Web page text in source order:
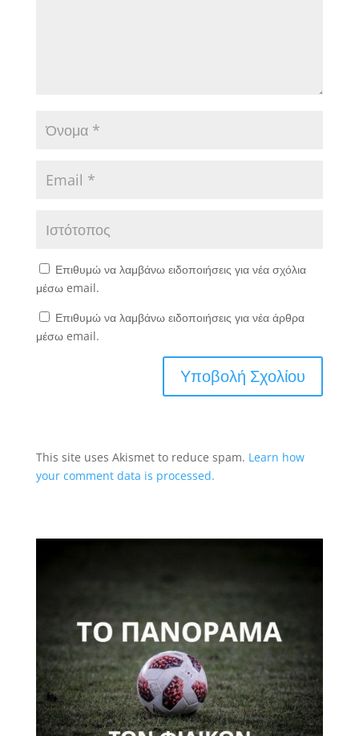
Επιθυμώ να λαμβάνω ειδοποιήσεις για νέα σχόλια
μέσω email.
Επιθυμώ να λαμβάνω ειδοποιήσεις για νέα άρθρα
μέσω email.
This site uses Akismet to reduce spam. Learn how
your comment data is processed.